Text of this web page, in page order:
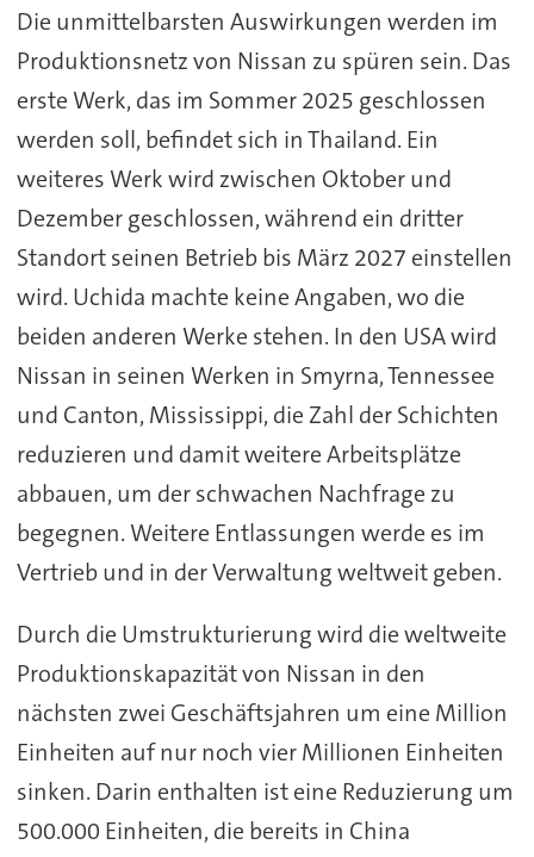
Die unmittelbarsten Auswirkungen werden im
Produktionsnetz von Nissan zu spüren sein. Das
erste Werk, das im Sommer 2025 geschlossen
werden soll, befindet sich in Thailand. Ein
weiteres Werk wird zwischen Oktober und
Dezember geschlossen, während ein dritter
Standort seinen Betrieb bis März 2027 einstellen
wird. Uchida machte keine Angaben, wo die
beiden anderen Werke stehen. In den USA wird
Nissan in seinen Werken in Smyrna, Tennessee
und Canton, Mississippi, die Zahl der Schichten
reduzieren und damit weitere Arbeitsplätze
abbauen, um der schwachen Nachfrage zu
begegnen. Weitere Entlassungen werde es im
Vertrieb und in der Verwaltung weltweit geben.
Durch die Umstrukturierung wird die weltweite
Produktionskapazität von Nissan in den
nächsten zwei Geschäftsjahren um eine Million
Einheiten auf nur noch vier Millionen Einheiten
sinken. Darin enthalten ist eine Reduzierung um
500.000 Einheiten, die bereits in China